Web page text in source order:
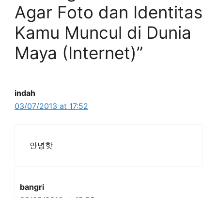
Agar Foto dan Identitas
Kamu Muncul di Dunia
Maya (Internet)”
indah
03/07/2013 at 17:52
안녕핫
bangri